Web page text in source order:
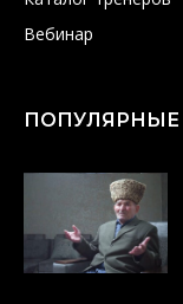
Вебинар
ПОПУЛЯРНЫЕ